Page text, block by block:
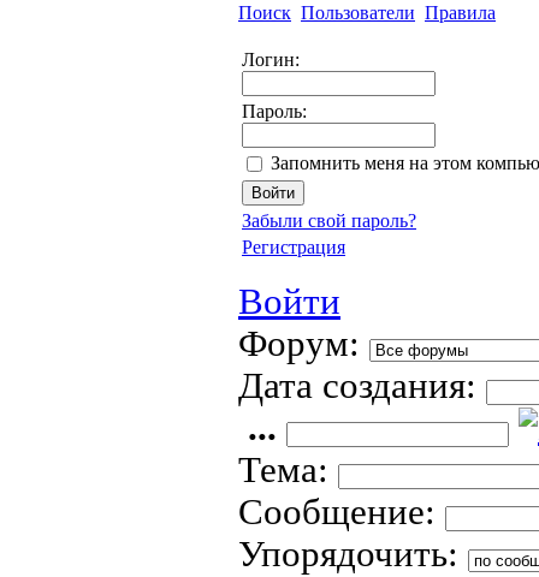
Поиск Пользователи Правила
Логин:
Пароль:
Запомнить меня на этом
Забыли свой пароль?
Регистрация
Войти
Форум:
Дата создания:
...
Тема:
Сообщение:
Упорядочить: